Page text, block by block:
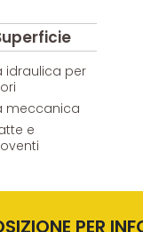
idraulica per
meccanica
e
PER